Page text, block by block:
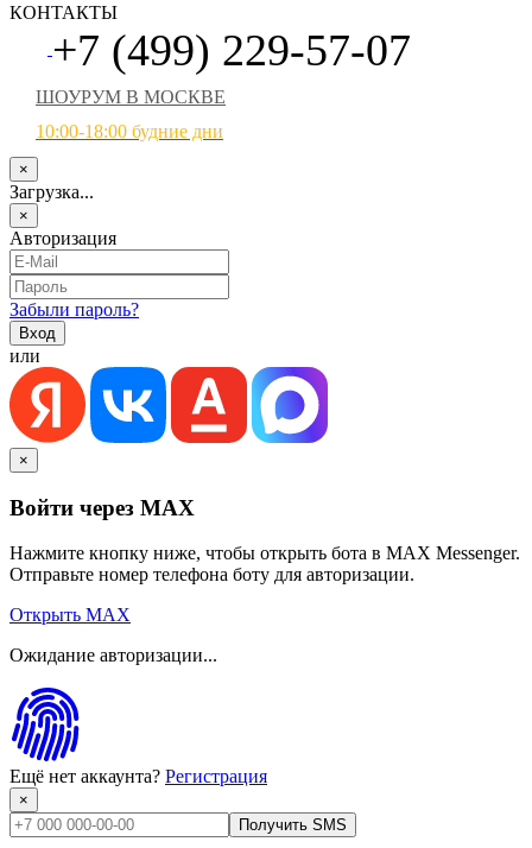
КОНТАКТЫ
+7 (499) 229-57-07
ШОУРУМ В МОСКВЕ
10:00-18:00 будние дни
×
Загрузка...
×
Авторизация
Забыли пароль?
или
×
Войти через MAX
Нажмите кнопку ниже, чтобы открыть бота в MAX Messenger.
Отправьте номер телефона боту для авторизации.
Открыть MAX
Ожидание авторизации...
Ещё нет аккаунта? Регистрация
×
Получить SMS